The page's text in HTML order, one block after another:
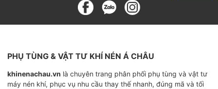
PHỤ TÙNG & VẬT TƯ KHÍ NÉN Á CHÂU
khinenachau.vn là chuyên trang phân phối phụ tùng và vật tư
máy nén khí, phục vụ nhu cầu thay thế nhanh, đúng mã và tối